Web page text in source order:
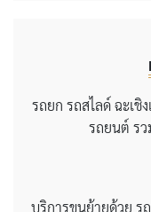
รถยก รถสไลด์ ฉะเชิ
รถยนต์ ร
บริการขนย้ายด้วย ร